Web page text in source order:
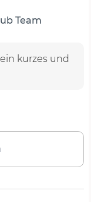
Team
kurzes und